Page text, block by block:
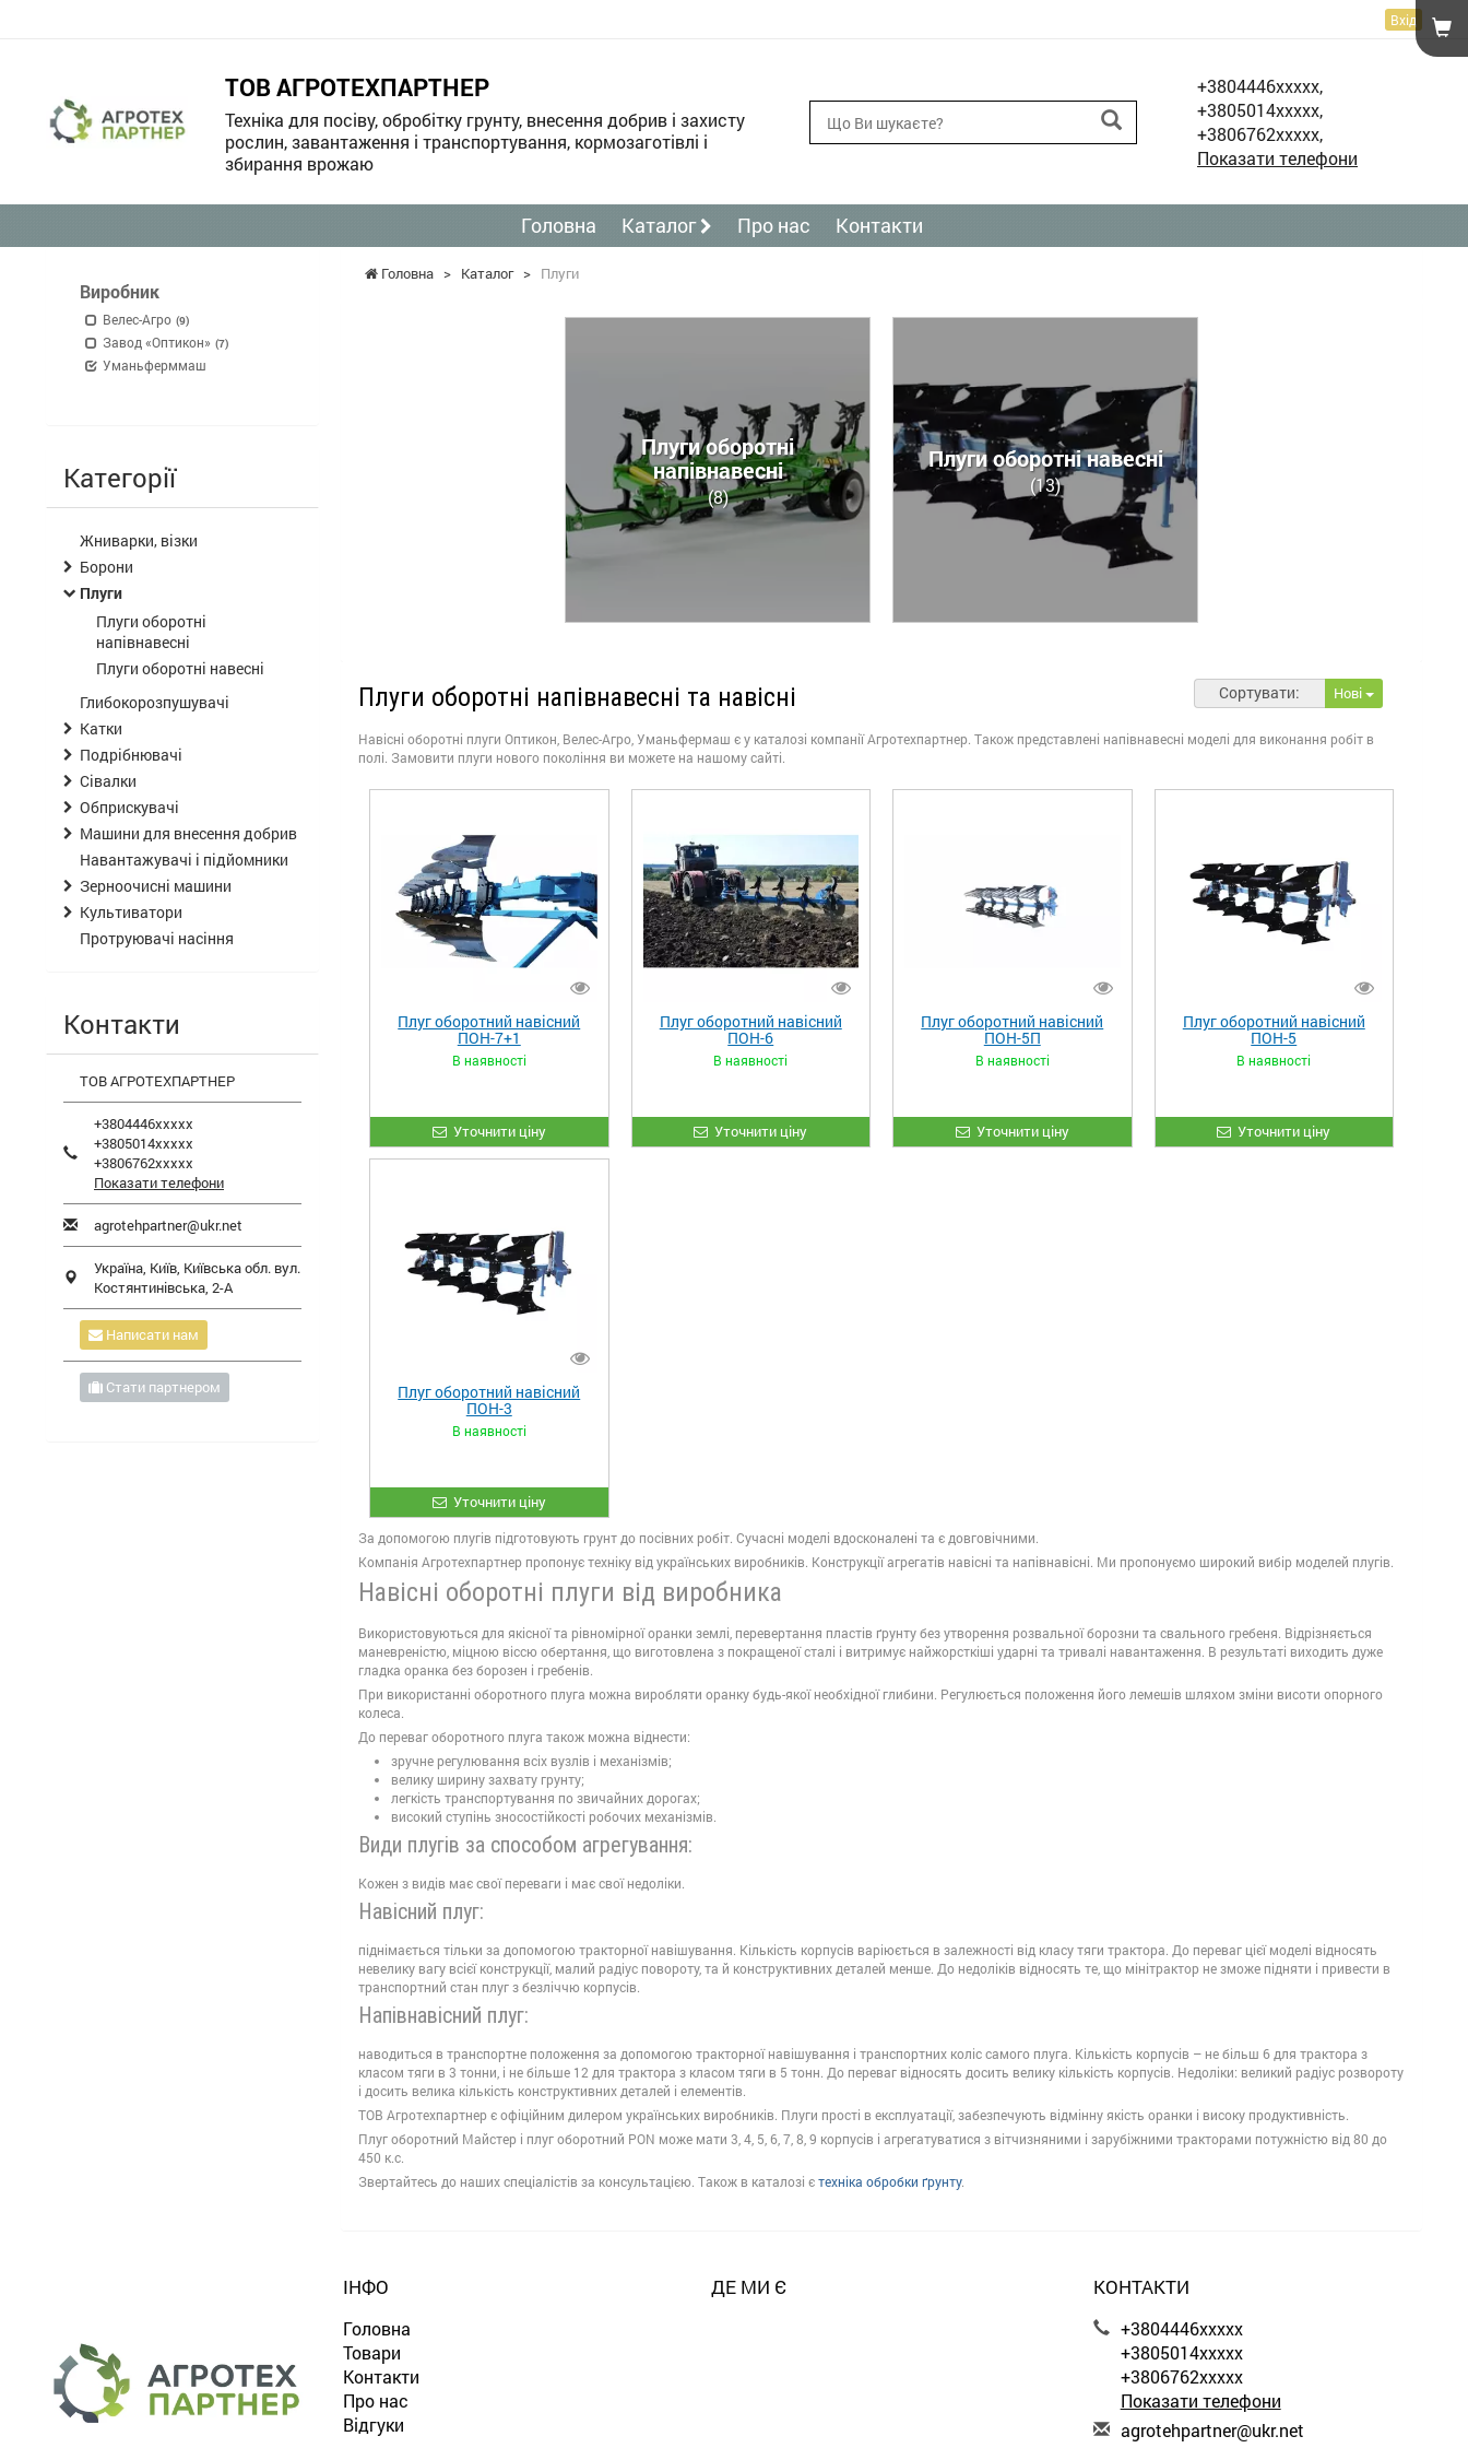
Вхід
ТОВ АГРОТЕХПАРТНЕР
Техніка для посіву, обробітку грунту, внесення добрив і захисту
рослин, завантаження і транспортування, кормозаготівлі і
збирання врожаю
+3804446xxxxx,
+3805014xxxxx,
+3806762xxxxx,
Показати телефони
Головна Каталог Про нас Контакти
Головна > Каталог > Плуги
Плуги оборотні
напівнавесні
(8)
Плуги оборотні навесні
(13)
Плуги оборотні напівнавесні та навісні Сортувати: Нові
Навісні оборотні плуги Оптикон, Велес-Агро, Уманьфермаш є у каталозі компанії Агротехпартнер. Також представлені напівнавесні моделі для виконання робіт в
полі. Замовити плуги нового покоління ви можете на нашому сайті.
Плуг оборотний навісний
ПОН-7+1
В наявності
Уточнити ціну
Плуг оборотний навісний
ПОН-6
В наявності
Уточнити ціну
Плуг оборотний навісний
ПОН-5П
В наявності
Уточнити ціну
Плуг оборотний навісний
ПОН-5
В наявності
Уточнити ціну
Плуг оборотний навісний
ПОН-3
В наявності
Уточнити ціну
За допомогою плугів підготовують грунт до посівних робіт. Сучасні моделі вдосконалені та є довговічними.
Компанія Агротехпартнер пропонує техніку від українських виробників. Конструкції агрегатів навісні та напівнавісні. Ми пропонуємо широкий вибір моделей плугів.
Навісні оборотні плуги від виробника
Використовуються для якісної та рівномірної оранки землі, перевертання пластів ґрунту без утворення розвальної борозни та свального гребеня. Відрізняється
маневреністю, міцною віссю обертання, що виготовлена з покращеної сталі і витримує найжорсткіші ударні та тривалі навантаження. В результаті виходить дуже
гладка оранка без борозен і гребенів.
При використанні оборотного плуга можна виробляти оранку будь-якої необхідної глибини. Регулюється положення його лемешів шляхом зміни висоти опорного
колеса.
До переваг оборотного плуга також можна віднести:
зручне регулювання всіх вузлів і механізмів;
велику ширину захвату грунту;
легкість транспортування по звичайних дорогах;
високий ступінь зносостійкості робочих механізмів.
Види плугів за способом агрегування:
Кожен з видів має свої переваги і має свої недоліки.
Навісний плуг:
піднімається тільки за допомогою тракторної навішування. Кількість корпусів варіюється в залежності від класу тяги трактора. До переваг цієї моделі відносять
невелику вагу всієї конструкції, малий радіус повороту, та й конструктивних деталей менше. До недоліків відносять те, що мінітрактор не зможе підняти і привести в
транспортний стан плуг з безліччю корпусів.
Напівнавісний плуг:
наводиться в транспортне положення за допомогою тракторної навішування і транспортних коліс самого плуга. Кількість корпусів – не більш 6 для трактора з
класом тяги в 3 тонни, і не більше 12 для трактора з класом тяги в 5 тонн. До переваг відносять досить велику кількість корпусів. Недоліки: великий радіус розвороту
і досить велика кількість конструктивних деталей і елементів.
ТОВ Агротехпартнер є офіційним дилером українських виробників. Плуги прості в експлуатації, забезпечують відмінну якість оранки і високу продуктивність.
Плуг оборотний Майстер і плуг оборотний PON може мати 3, 4, 5, 6, 7, 8, 9 корпусів і агрегатуватися з вітчизняними і зарубіжними тракторами потужністю від 80 до
450 к.с.
Звертайтесь до наших спеціалістів за консультацією. Також в каталозі єтехніка обробки ґрунту.
Виробник
Велес-Агро (9)
Завод «Оптикон» (7)
Уманьферммаш
Категорії
Жниварки, візки
Борони
Плуги
Плуги оборотні
напівнавесні
Плуги оборотні навесні
Глибокорозпушувачі
Катки
Подрібнювачі
Сівалки
Обприскувачі
Машини для внесення добрив
Навантажувачі і підйомники
Зерноочисні машини
Культиватори
Протруювачі насіння
Контакти
ТОВ АГРОТЕХПАРТНЕР
+3804446xxxxx
+3805014xxxxx
+3806762xxxxx
Показати телефони
agrotehpartner@ukr.net
Україна, Київ, Київська обл. вул.
Костянтинівська, 2-А
Написати нам
Стати партнером
ІНФО
Головна
Товари
Контакти
Про нас
Відгуки
ДЕ МИ Є КОНТАКТИ
+3804446xxxxx
+3805014xxxxx
+3806762xxxxx
Показати телефони
agrotehpartner@ukr.net